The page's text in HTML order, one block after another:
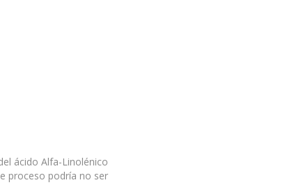
ácido Alfa-Linolénico
proceso podría no ser